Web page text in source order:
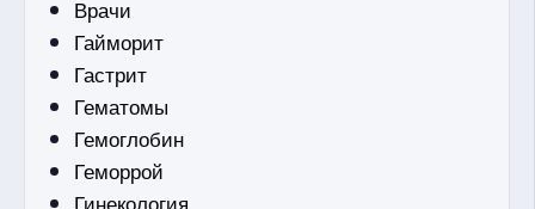
Врачи
Гайморит
Гастрит
Гематомы
Гемоглобин
Геморрой
Гинекология